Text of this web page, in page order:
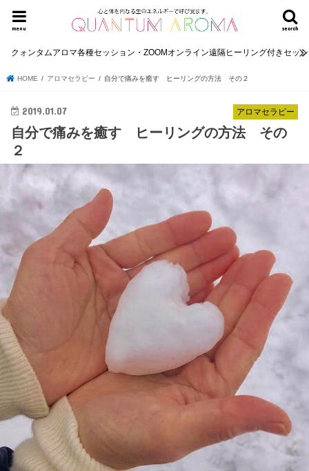
search
menu
クォンタムアロマ各種セッション・ZOOMオンライン遠隔ヒーリング付きセッ
HOME アロマセラピー 自分で痛みを癒す ヒーリングの方法 その２
アロマセラピー
2019.01.07
自分で痛みを癒す ヒーリングの方法 その
２